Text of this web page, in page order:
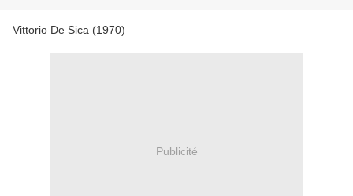
Vittorio De Sica (1970)
Publicité